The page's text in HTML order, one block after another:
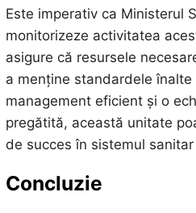
Este imperativ ca Ministerul
monitorizeze activitatea
asigure că resursele
a menține standardele înalte
management eficient și o
pregătită, această unitate
de succes în sistemul
Concluzie